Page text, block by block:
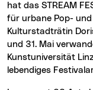
hat das STREAM
für urbane Pop-
Kulturstadträtin
und 31. Mai
Kunstuniversität
lebendiges